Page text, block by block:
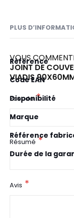
PLUS
Plus
d’information
Référence
Code EAN
Disponibilité
Marque
Référence
Durée de la
VOUS
JOINT DE
VIADIS
Pseudo
Résumé
Avis